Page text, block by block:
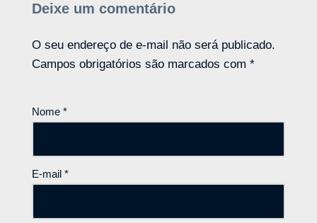
Deixe um comentário
O seu endereço de e-mail não será publicado.
Campos obrigatórios são marcados com *
Nome *
E-mail *